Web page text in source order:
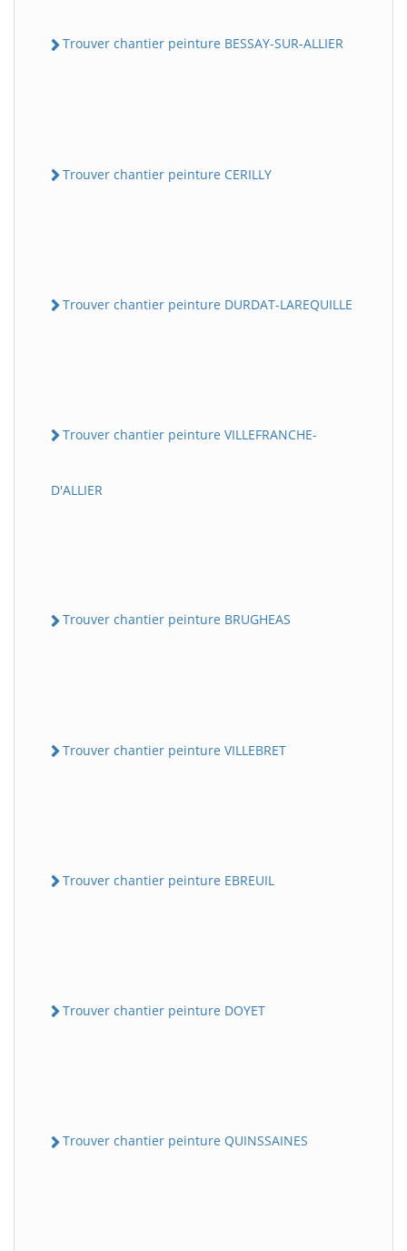
Trouver chantier peinture BESSAY-SUR-ALLIER
Trouver chantier peinture CERILLY
Trouver chantier peinture DURDAT-LAREQUILLE
Trouver chantier peinture VILLEFRANCHE-
D'ALLIER
Trouver chantier peinture BRUGHEAS
Trouver chantier peinture VILLEBRET
Trouver chantier peinture EBREUIL
Trouver chantier peinture DOYET
Trouver chantier peinture QUINSSAINES